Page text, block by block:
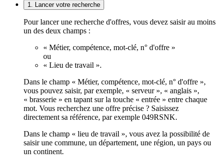
1. Lancer votre recherche
Pour lancer une recherche d'offres, vous devez saisir au moins
un des deux champs :
« Métier, compétence, mot-clé, n° d'offre »
ou
« Lieu de travail ».
Dans le champ « Métier, compétence, mot-clé, n° d'offre »,
vous pouvez saisir, par exemple, « serveur », « anglais »,
« brasserie » en tapant sur la touche « entrée » entre chaque
mot. Vous recherchez une offre précise ? Saisissez
directement sa référence, par exemple 049RSNK.
Dans le champ « lieu de travail », vous avez la possibilité de
saisir une commune, un département, une région, un pays ou
un continent.